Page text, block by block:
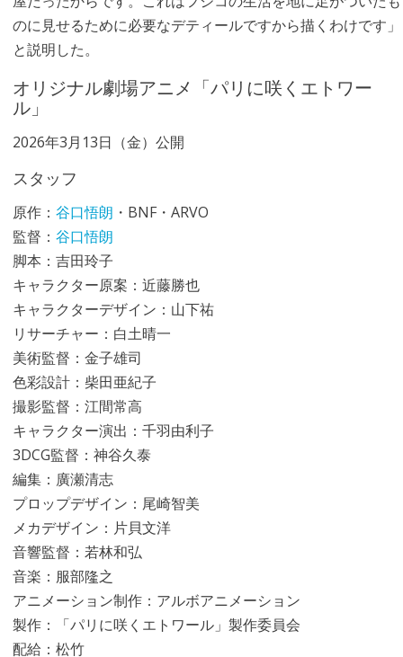
のに見せるために必要なデティールですから描くわけです」
と説明した。
オリジナル劇場アニメ「パリに咲くエトワー
ル」
2026年3月13日（金）公開
スタッフ
原作： 谷口悟朗 ・BNF・ARVO
監督： 谷口悟朗
脚本：吉田玲子
キャラクター原案：近藤勝也
キャラクターデザイン：山下祐
リサーチャー：白土晴一
美術監督：金子雄司
色彩設計：柴田亜紀子
撮影監督：江間常高
キャラクター演出：千羽由利子
3DCG監督：神谷久泰
編集：廣瀬清志
プロップデザイン：尾崎智美
メカデザイン：片貝文洋
音響監督：若林和弘
音楽：服部隆之
アニメーション制作：アルボアニメーション
製作：「パリに咲くエトワール」製作委員会
配給：松竹